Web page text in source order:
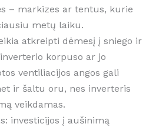
– markizes ar tentus, kurie
metų laiku.
atkreipti dėmesį į sniego ir
korpuso ar jo
ventiliacijos angos gali
ir šaltu oru, nes inverteris
veikdamas.
investicijos į aušinimą